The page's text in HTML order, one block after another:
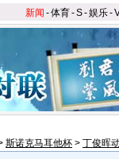
新闻 -体育-S-娱乐-
斯诺克马耳他杯 > 丁俊晖